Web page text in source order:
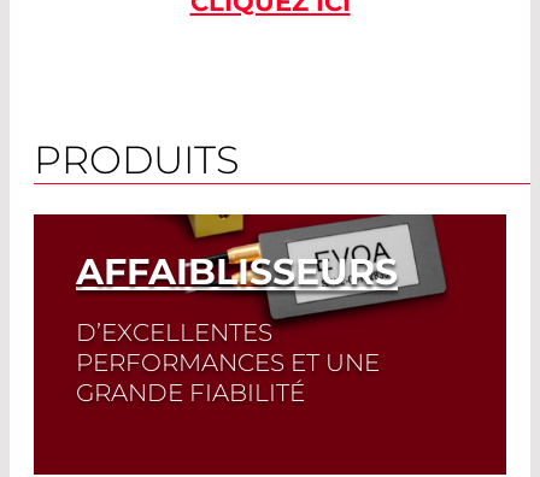
PRODUITS
AFFAIBLISSEURS
D’EXCELLENTES
PERFORMANCES ET UNE
GRANDE FIABILITÉ